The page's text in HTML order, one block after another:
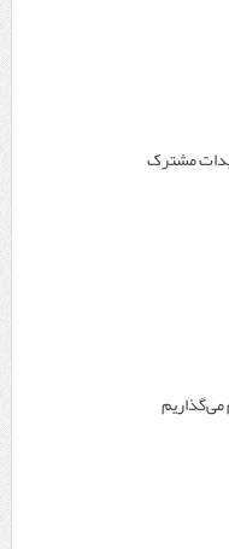
مشترک
می‌گذاریم